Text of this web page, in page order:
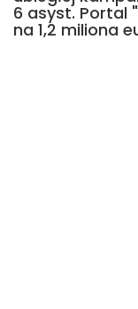
6 asyst. Portal
na 1,2 miliona